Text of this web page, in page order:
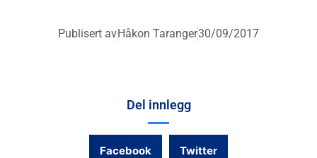
Publisert avHåkon Taranger30/09/2017
Del innlegg
Facebook Twitter